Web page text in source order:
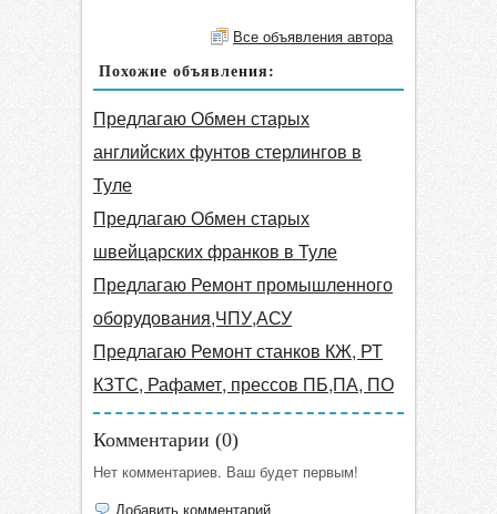
Все объявления автора
Похожие объявления:
Предлагаю Обмен старых
английских фунтов стерлингов в
Туле
Предлагаю Обмен старых
швейцарских франков в Туле
Предлагаю Ремонт промышленного
оборудования,ЧПУ,АСУ
Предлагаю Ремонт станков КЖ, РТ
КЗТС, Рафамет, прессов ПБ,ПА, ПО
Комментарии (0)
Нет комментариев. Ваш будет первым!
Добавить комментарий